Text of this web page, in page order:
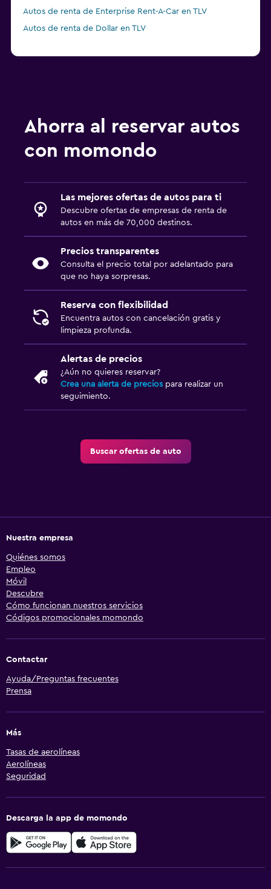
Autos de renta de Enterprise Rent-A-Car en TLV
Autos de renta de Dollar en TLV
Ahorra al reservar autos
con momondo
Las mejores ofertas de autos para ti
Descubre ofertas de empresas de renta de
autos en más de 70,000 destinos.
Precios transparentes
Consulta el precio total por adelantado para
que no haya sorpresas.
Reserva con flexibilidad
Encuentra autos con cancelación gratis y
limpieza profunda.
Alertas de precios
¿Aún no quieres reservar?
Crea una alerta de precios para realizar un
seguimiento.
Buscar ofertas de auto
Nuestra empresa
Quiénes somos
Empleo
Móvil
Descubre
Cómo funcionan nuestros servicios
Códigos promocionales momondo
Contactar
Ayuda/Preguntas frecuentes
Prensa
Más
Tasas de aerolíneas
Aerolíneas
Seguridad
Descarga la app de momondo